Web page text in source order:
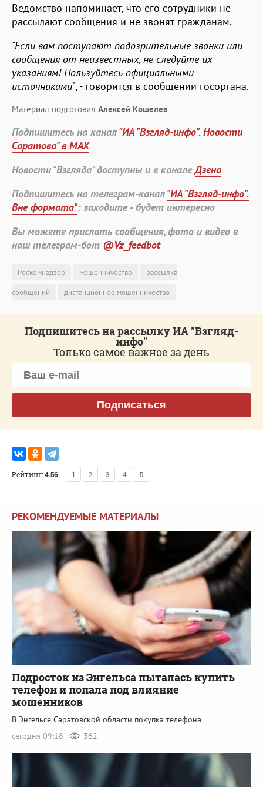
Ведомство напоминает, что его сотрудники не
рассылают сообщения и не звонят гражданам.
"Если вам поступают подозрительные звонки или
сообщения от неизвестных, не следуйте их
указаниям! Пользуйтесь официальными
источниками", - говорится в сообщении госоргана.
Материал подготовил Алексей Кошелев
Подпишитесь на канал"ИА "Взгляд-инфо". Новости
Саратова" в MAX
Новости "Взгляда" доступны и в каналеДзена
Подпишитесь на телеграм-канал"ИА "Взгляд-инфо".
Вне формата": заходите - будет интересно
Вы можете прислать сообщения, фото и видео в
наш телеграм-бот @Vz_feedbot
Роскомнадзор мошенничество
рассылка
сообщений
дистанционное мошенничество
Подпишитесь на рассылку ИА "Взгляд-
инфо"
Только самое важное за день
Подписаться
Рейтинг:4.56 1 2 3 4 5
РЕКОМЕНДУЕМЫЕ МАТЕРИАЛЫ
Подросток из Энгельса пыталась купить
телефон и попала под влияние
мошенников
В Энгельсе Саратовской области покупка телефона
сегодня 09:18
362